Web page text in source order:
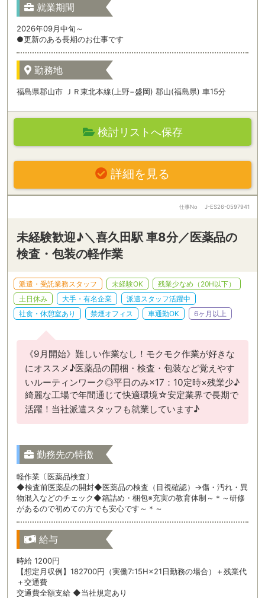
就業期間
2026年09月中旬～
●更新のある長期のお仕事です
勤務地
福島県郡山市 ＪＲ東北本線(上野−盛岡) 郡山(福島県) 車15分
検討リストへ保存
詳細を見る
仕事No J-ES26-0597941
未経験歓迎♪＼喜久田駅 車8分／医薬品の
検査・包装の軽作業
派遣・受託業務スタッフ 未経験OK
残業少なめ（20H以下）
土日休み
大手・有名企業
派遣スタッフ活躍中
社食・休憩室あり
禁煙オフィス 車通勤OK 6ヶ月以上
《9月開始》難しい作業なし！モクモク作業が好きな
にオススメ♪医薬品の開梱・検査・包装など覚えやす
いルーティンワーク◎平日のみ×17：10定時×残業少♪
綺麗な工場で年間通じて快適環境☆安定業界で長期で
活躍！当社派遣スタッフも就業しています♪
勤務先の特徴
軽作業〔医薬品検査〕
◆検査前医薬品の開封◆医薬品の検査（目視確認）→傷・汚れ・異
物混入などのチェック◆箱詰め・梱包※充実の教育体制～＊～研修
があるので初めての方でも安心です～＊～
給与
時給 1200円
【想定月収例】182700円（実働7:15H×21日勤務の場合）＋残業代
＋交通費
交通費全額支給 ◆当社規定あり